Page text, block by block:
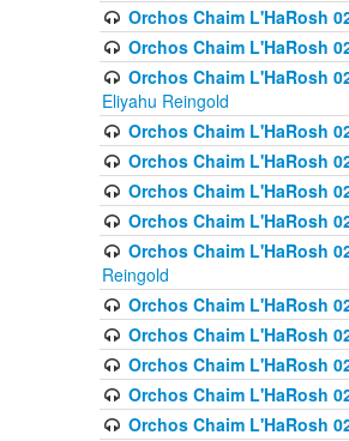
Orchos Chaim L'HaRosh
Orchos Chaim L'HaRosh
Orchos Chaim L'HaRosh
Eliyahu Reingold
Orchos Chaim L'HaRosh
Orchos Chaim L'HaRosh
Orchos Chaim L'HaRosh
Orchos Chaim L'HaRosh
Orchos Chaim L'HaRosh
Reingold
Orchos Chaim L'HaRosh
Orchos Chaim L'HaRosh
Orchos Chaim L'HaRosh
Orchos Chaim L'HaRosh
Orchos Chaim L'HaRosh